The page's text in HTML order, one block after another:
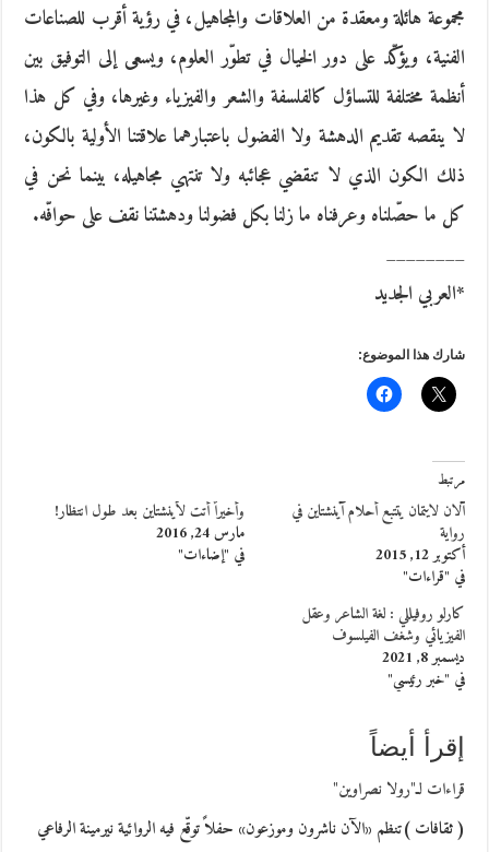
مجموعة هائلة ومعقدة من العلاقات والمجاهيل، في رؤية أقرب للصناعات
الفنية، ويؤكّد على دور الخيال في تطوّر العلوم، ويسعى إلى التوفيق بين
أنظمة مختلفة للتساؤل كالفلسفة والشعر والفيزياء وغيرها، وفي كل هذا
لا ينقصه تقديم الدهشة ولا الفضول باعتبارهما علاقتنا الأولية بالكون،
ذلك الكون الذي لا تنقضي عجائبه ولا تنتهي مجاهيله، بينما نحن في
كل ما حصّلناه وعرفناه ما زلنا بكل فضولنا ودهشتنا نقف على حوافّه.
________
*العربي الجديد
شارك هذا الموضوع:
مرتبط
آلان لايتمان يتتبع أحلام آينشتاين في
رواية
أكتوبر 12, 2015
في "قراءات"
وأخيراً أتت لأينشتاين بعد طول انتظار!
مارس 24, 2016
في "إضاءات"
كارلو روفيللي : لغة الشاعر وعقل
الفيزيائي وشغف الفيلسوف
ديسمبر 8, 2021
في "خبر رئيسي"
إقرأ أيضاً
قراءات لـ"رولا نصراوين"
( ثقافات )تنظم «الآن ناشرون وموزعون» حفلاً توقّع فيه الروائية نيرمينة الرفاعي